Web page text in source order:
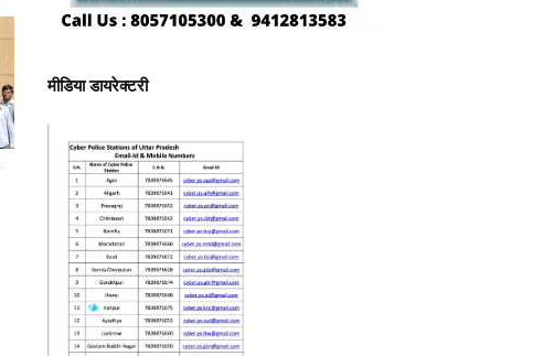
मीडिया डायरेक्टरी